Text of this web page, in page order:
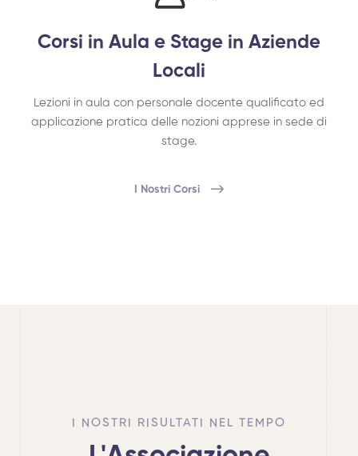
Corsi in Aula e Stage in Aziende
Locali
Lezioni in aula con personale docente qualificato ed
applicazione pratica delle nozioni apprese in sede di
stage.
I Nostri Corsi
I NOSTRI RISULTATI NEL TEMPO